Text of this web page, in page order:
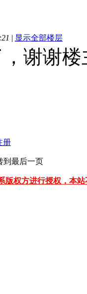
| 显示全部楼层
谢谢
册
到最后一页
版权方进行授权，本